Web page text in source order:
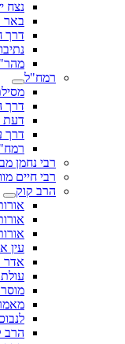
נצח
באר
דרך
רמח"ל
דרך
דעת
דרך
רבי נחמן
רבי חיים
הרב קוק
עין
אדר
הרב